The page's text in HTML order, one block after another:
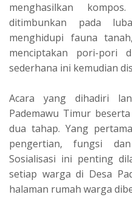
menghasilkan
ditimbunkan pada
menghidupi fauna
menciptakan pori-pori
sederhana ini kemudian
Acara yang dihadiri
Pademawu Timur
dua tahap. Yang
pengertian, fungsi
Sosialisasi ini penting
setiap warga di Desa
halaman rumah warga